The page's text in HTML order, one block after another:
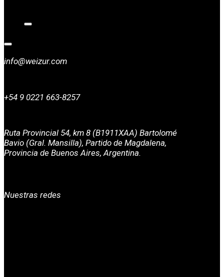
info@weizur.com
+54 9 0221 663-8257
Ruta Provincial 54, km 8 (B1911XAA) Bartolomé
Bavio (Gral. Mansilla), Partido de Magdalena,
Provincia de Buenos Aires, Argentina.
Nuestras redes